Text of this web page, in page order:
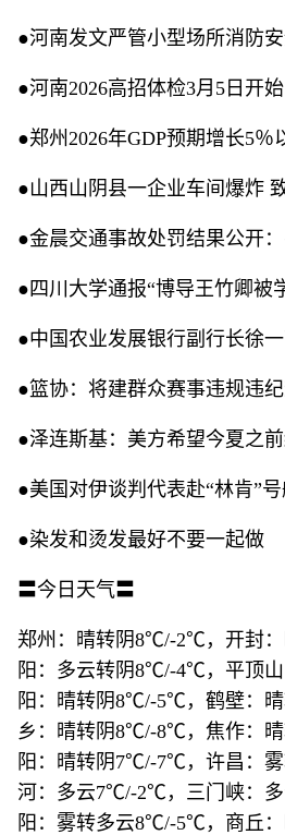
●河南发文严管小型场所消防
●河南2026高招体检3月5日开始
●郑州2026年GDP预期增长5％
●山西山阴县一企业车间爆炸
●金晨交通事故处罚结果公开
●四川大学通报“博导王竹卿被
●中国农业发展银行副行长徐
●篮协：将建群众赛事违规违
●泽连斯基：美方希望今夏之
●美国对伊谈判代表赴“林肯”
●染发和烫发最好不要一起做
〓今日天气〓
郑州：晴转阴8℃/-2℃，开封
阳：多云转阴8℃/-4℃，平顶
阳：晴转阴8℃/-5℃，鹤壁：
乡：晴转阴8℃/-8℃，焦作：
阳：晴转阴7℃/-7℃，许昌：
河：多云7℃/-2℃，三门峡：
阳：雾转多云8℃/-5℃，商丘